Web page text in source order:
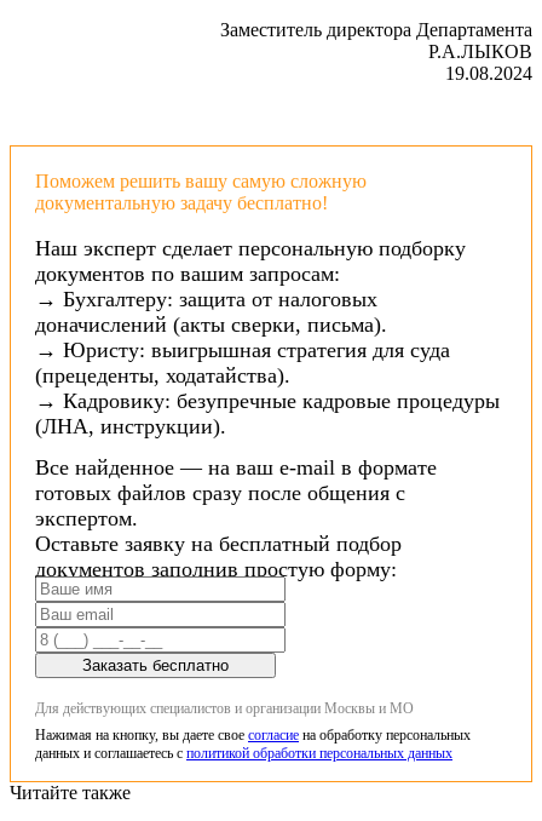
Заместитель директора Департамента
Р.А.ЛЫКОВ
19.08.2024
Поможем решить вашу самую сложную
документальную задачу бесплатно!
Наш эксперт сделает персональную подборку
документов по вашим запросам:
→ Бухгалтеру: защита от налоговых
доначислений (акты сверки, письма).
→ Юристу: выигрышная стратегия для суда
(прецеденты, ходатайства).
→ Кадровику: безупречные кадровые процедуры
(ЛНА, инструкции).
Все найденное — на ваш e-mail в формате
готовых файлов сразу после общения с
экспертом.
Оставьте заявку на бесплатный подбор
документов заполнив простую форму:
Заказать бесплатно
Для действующих специалистов и организации Москвы и МО
Нажимая на кнопку, вы даете свое согласие на обработку персональных
данных и соглашаетесь с политикой обработки персональных данных
Читайте также